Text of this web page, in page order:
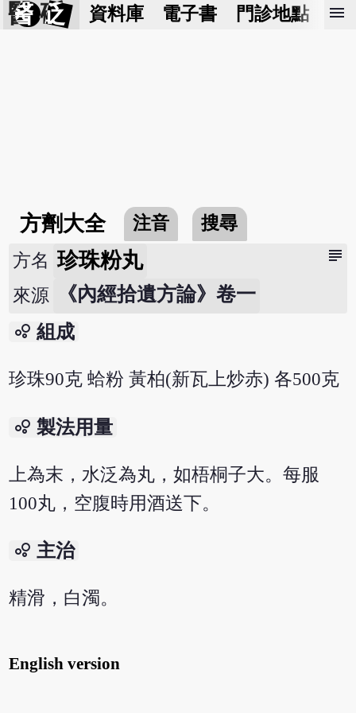
醫 砭 資料庫 電子書 門診地點 預
menu
方劑大全 注音 搜尋
subject
方名 珍珠粉丸
來源 《內經拾遺方論》卷一
bubble_chart 組成
珍珠90克 蛤粉 黃柏(新瓦上炒赤) 各500克
bubble_chart 製法用量
上為末，水泛為丸，如梧桐子大。每服
100丸，空腹時用酒送下。
bubble_chart 主治
精滑，白濁。
English version